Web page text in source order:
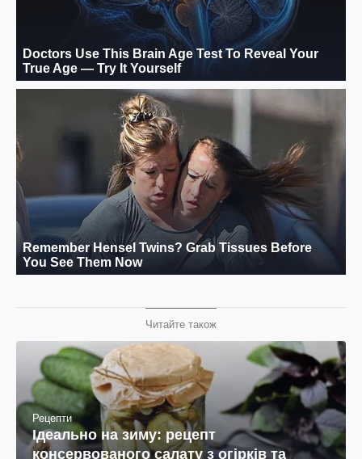
Читайте також
Рецепти
Ідеально на зиму: рецепт
консервованого салату з огірків та